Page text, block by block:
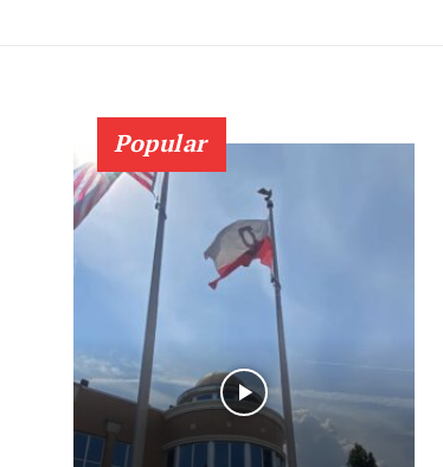
Popular